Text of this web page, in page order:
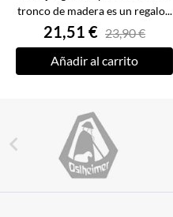
tronco de madera es un regalo...
21,51 € 23,90 €
Añadir al carrito
